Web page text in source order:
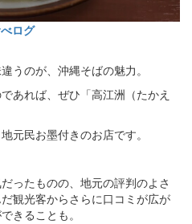
ログ
うのが、沖縄そばの魅力。
あれば、ぜひ「高江洲（たかえ
元民お墨付きのお店です。
ったものの、地元の評判のよさ
観光客からさらに口コミが広が
きることも。